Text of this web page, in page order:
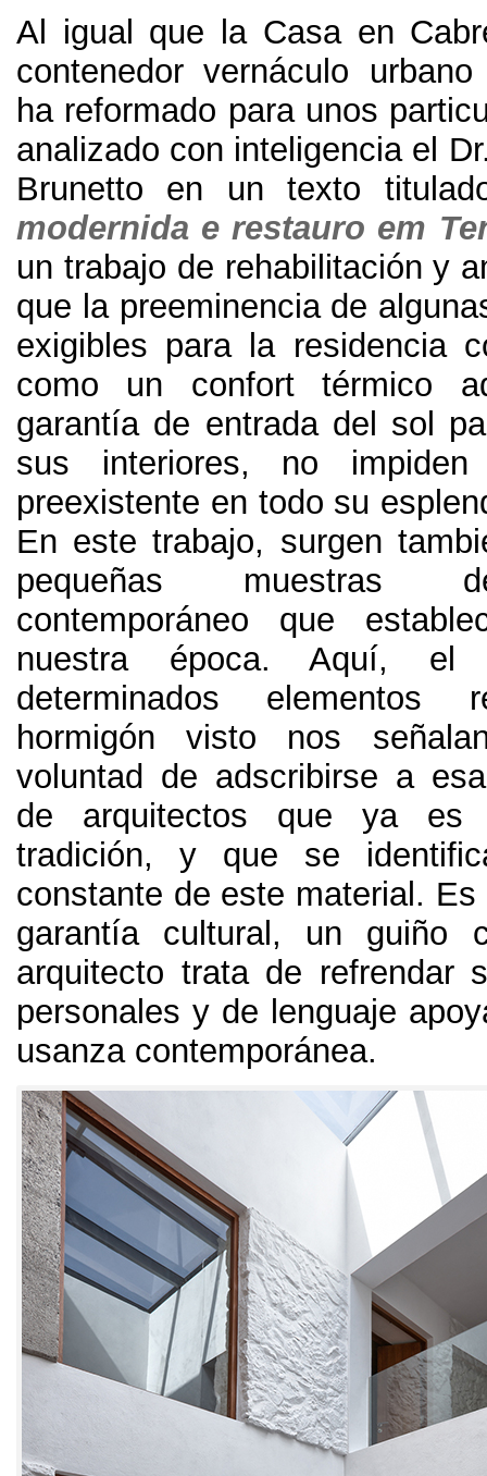
Al igual que la Casa en
contenedor vernáculo
ha reformado para unos
analizado con inteligencia el Dr
Brunetto en un texto
modernida e restauro em
un trabajo de rehabilitación y
que la preeminencia de
exigibles para la residencia
como un confort térmico
garantía de entrada del sol
sus interiores, no
preexistente en todo su
En este trabajo, surgen
pequeñas muestras
contemporáneo que
nuestra época.Aquí, el
determinados elementos
hormigón visto nos
voluntad de adscribirse a
de arquitectos que ya es
tradición, y que se
constante de este material . Es
garantía cultural , un guiño
arquitecto trata de refrendar
personales y de lenguaje
usanza contemporánea.